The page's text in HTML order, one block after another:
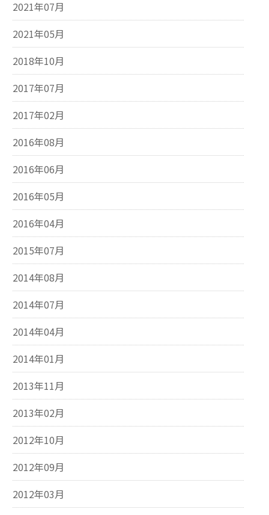
2021年07月
2021年05月
2018年10月
2017年07月
2017年02月
2016年08月
2016年06月
2016年05月
2016年04月
2015年07月
2014年08月
2014年07月
2014年04月
2014年01月
2013年11月
2013年02月
2012年10月
2012年09月
2012年03月